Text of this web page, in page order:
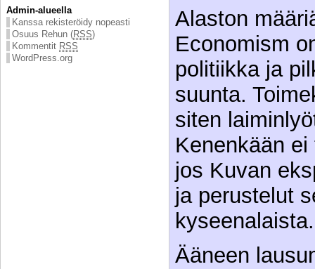
Admin-alueella
Kanssa rekisteröidy nopeasti
Osuus Rehun (RSS)
Kommentit RSS
WordPress.org
Alaston
Economism
politiikka ja
suunta.
siten
Kenenkään
jos Kuvan
ja perustelut
kyseenalaista.
Ääneen